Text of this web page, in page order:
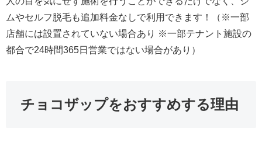
ムやセルフ脱毛も追加料金なしで利用できます！（※一部
店舗には設置されていない場合あり ※一部テナント施設の
都合で24時間365日営業ではない場合があり）
チョコザップをおすすめする理由